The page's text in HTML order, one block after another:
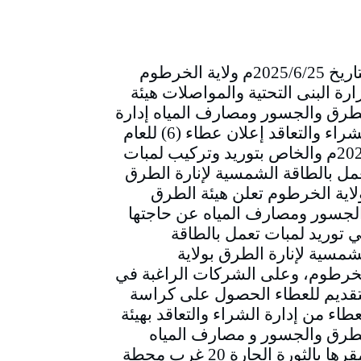
التاريخ 2025/6/25م ولاية الخرطوم
البنى التحتية والمواصلات هيئة
والجسور ومصارف المياه إدارة
الشراء والتعاقد إعلان عطاء (6) للعام
2025م والخاص بتوريد وتركيب لمبات
بالطاقة الشمسية لإنارة الطرق
الخرطوم تعلن هيئة الطرق
ومصارف المياه عن حاجتها
توريد لمبات تعمل بالطاقة
لإنارة الطرق بولاية
وعلى الشركات الراغبة في
للعطاء الحصول على كراسة
من إدارة الشراء والتعاقد بهيئة
والجسور و مصارف المياه
بمقرها بالثورة الحارة 20 غرب محطة